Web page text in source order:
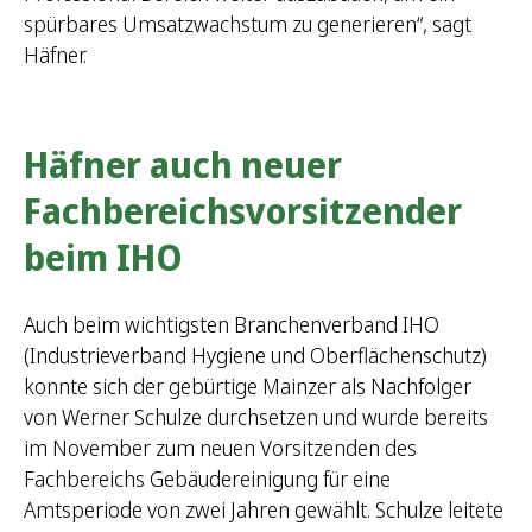
spürbares Umsatzwachstum zu generieren“, sagt
Häfner.
Häfner auch neuer
Fachbereichsvorsitzender
beim IHO
Auch beim wichtigsten Branchenverband IHO
(Industrieverband Hygiene und Oberflächenschutz)
konnte sich der gebürtige Mainzer als Nachfolger
von Werner Schulze durchsetzen und wurde bereits
im November zum neuen Vorsitzenden des
Fachbereichs Gebäudereinigung für eine
Amtsperiode von zwei Jahren gewählt. Schulze leitete